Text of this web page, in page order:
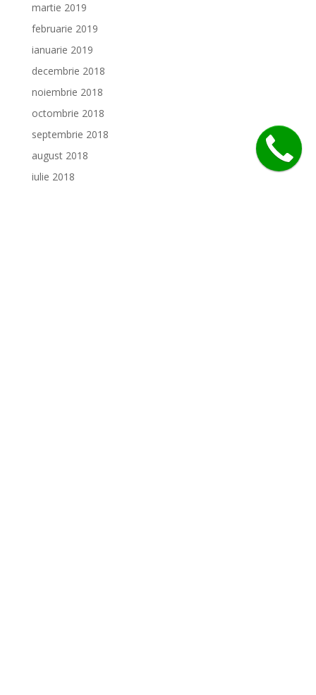
martie 2019
februarie 2019
ianuarie 2019
decembrie 2018
noiembrie 2018
octombrie 2018
septembrie 2018
august 2018
iulie 2018